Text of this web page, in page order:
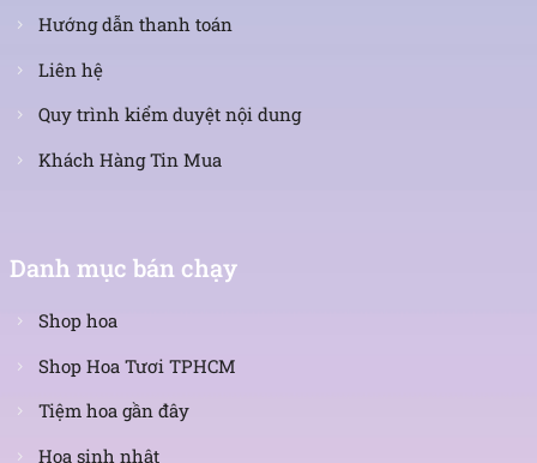
Hướng dẫn thanh toán
Liên hệ
Quy trình kiểm duyệt nội dung
Khách Hàng Tin Mua
Danh mục bán chạy
Shop hoa
Shop Hoa Tươi TPHCM
Tiệm hoa gần đây
Hoa sinh nhật